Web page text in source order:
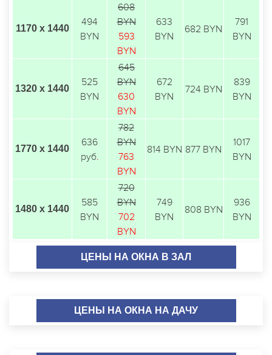
1170 х 1440
494
BYN
608
BYN
593
BYN
633
BYN
682 BYN
791
BYN
1320 х 1440
525
BYN
645
BYN
630
BYN
672
BYN
724 BYN
839
BYN
1770 х 1440
636
руб.
782
BYN
763
BYN
814 BYN 877 BYN
1017
BYN
1480 х 1440
585
BYN
720
BYN
702
BYN
749
BYN
808 BYN
936
BYN
ЦЕНЫ НА ОКНА В ЗАЛ
ЦЕНЫ НА ОКНА НА ДАЧУ